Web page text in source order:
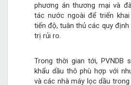
phương án thương mại và
tác nước ngoài để triển
tiến độ, tuân thủ các quy định
trị rủi ro.
Trong thời gian tới, PVNDB
khẩu dầu thô phù hợp với
và các nhà máy lọc dầu